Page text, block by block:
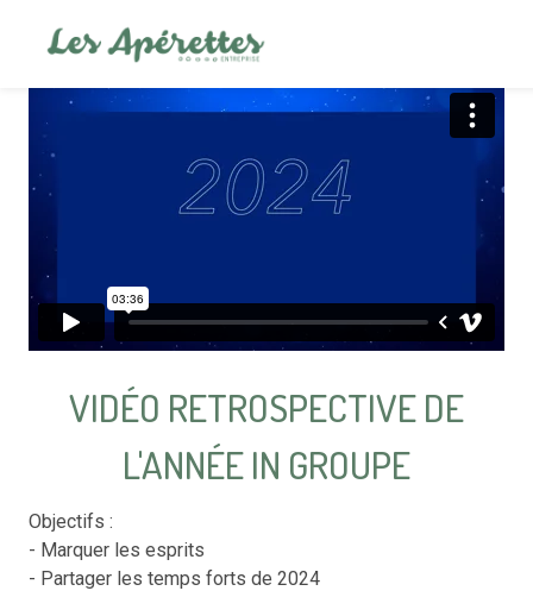
VIDÉO RETROSPECTIVE DE
L'ANNÉE IN GROUPE
Objectifs :
- Marquer les esprits
- Partager les temps forts de 2024